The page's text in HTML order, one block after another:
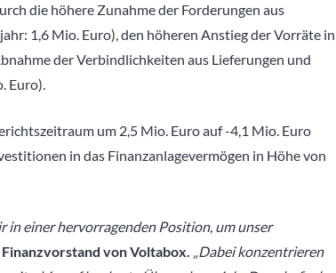
die höhere Zunahme der Forderungen aus
1,6 Mio. Euro), den höheren Anstieg der Vorräte in
der Verbindlichkeiten aus Lieferungen und
Euro).
um 2,5 Mio. Euro auf -4,1 Mio. Euro
in das Finanzanlagevermögen in Höhe von
einer hervorragenden Position, um unser
von Voltabox. „Dabei konzentrieren